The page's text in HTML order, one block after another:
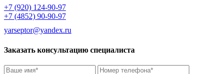
+7 (920) 124-90-97
+7 (4852) 90-90-97
yarseptor@yandex.ru
Заказать консультацию специалиста